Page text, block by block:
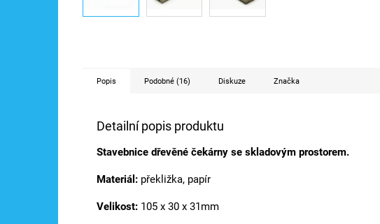
Popis Podobné (16) Diskuze Značka
Detailní popis produktu
Stavebnice dřevěné čekárny se skladovým prostorem.
Materiál: překližka, papír
Velikost: 105 x 30 x 31mm